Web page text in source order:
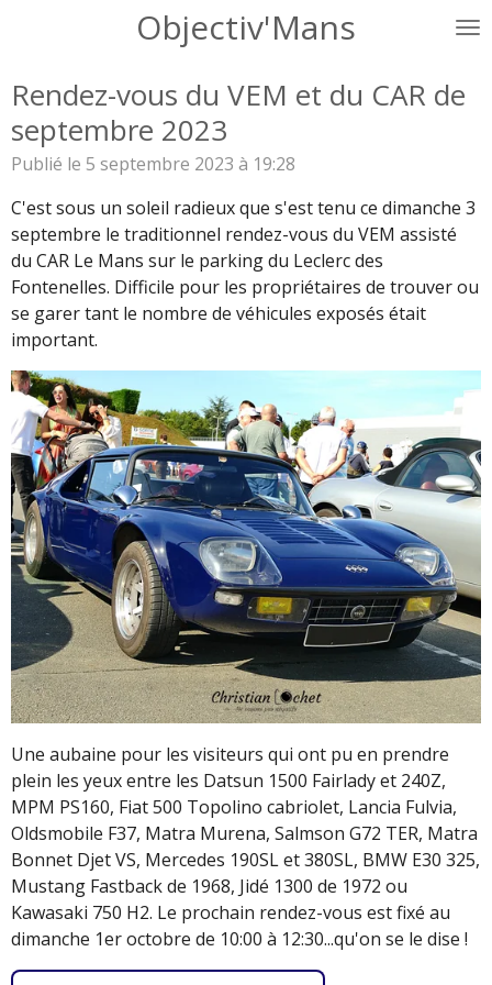
principal
Objectiv'Mans
Rendez-vous du VEM et du CAR de
septembre 2023
Publié le 5 septembre 2023 à 19:28
C'est sous un soleil radieux que s'est tenu ce dimanche 3
septembre le traditionnel rendez-vous du VEM assisté
du CAR Le Mans sur le parking du Leclerc des
Fontenelles. Difficile pour les propriétaires de trouver ou
se garer tant le nombre de véhicules exposés était
important.
Une aubaine pour les visiteurs qui ont pu en prendre
plein les yeux entre les Datsun 1500 Fairlady et 240Z,
MPM PS160, Fiat 500 Topolino cabriolet, Lancia Fulvia,
Oldsmobile F37, Matra Murena, Salmson G72 TER, Matra
Bonnet Djet VS, Mercedes 190SL et 380SL, BMW E30 325,
Mustang Fastback de 1968, Jidé 1300 de 1972 ou
Kawasaki 750 H2. Le prochain rendez-vous est fixé au
dimanche 1er octobre de 10:00 à 12:30...qu'on se le dise !